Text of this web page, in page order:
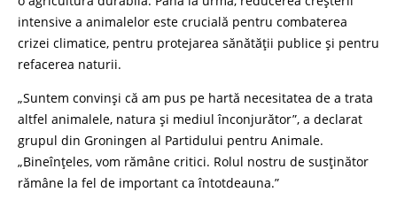
intensive a animalelor este crucială pentru combaterea
crizei climatice, pentru protejarea sănătății publice și pentru
refacerea naturii.
„Suntem convinși că am pus pe hartă necesitatea de a trata
altfel animalele, natura și mediul înconjurător”, a declarat
grupul din Groningen al Partidului pentru Animale.
„Bineînțeles, vom rămâne critici. Rolul nostru de susținător
rămâne la fel de important ca întotdeauna.”